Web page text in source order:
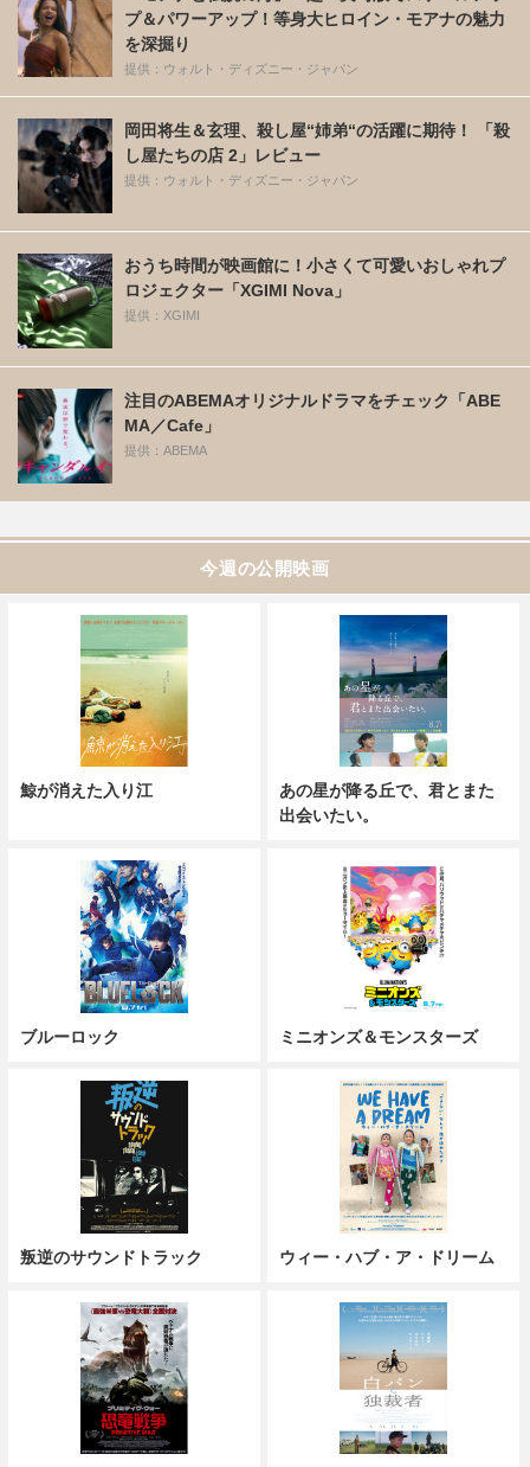
プ＆パワーアップ！等身大ヒロイン・モアナの魅力
を深掘り
提供：ウォルト・ディズニー・ジャパン
岡田将生＆玄理、殺し屋“姉弟“の活躍に期待！ 「殺
し屋たちの店 2」レビュー
提供：ウォルト・ディズニー・ジャパン
おうち時間が映画館に！小さくて可愛いおしゃれプ
ロジェクター「XGIMI Nova」
提供：XGIMI
注目のABEMAオリジナルドラマをチェック「ABE
MA／Cafe」
提供：ABEMA
今週の公開映画
鯨が消えた入り江
あの星が降る丘で、君とまた
出会いたい。
ブルーロック ミニオンズ＆モンスターズ
叛逆のサウンドトラック ウィー・ハブ・ア・ドリーム